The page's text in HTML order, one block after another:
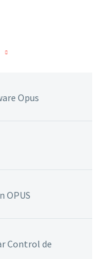
Opus
OPUS
Control de